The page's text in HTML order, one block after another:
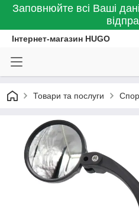
Заповнюйте всі Ваші
Інтернет-магазин HUGO
Товари та послуги